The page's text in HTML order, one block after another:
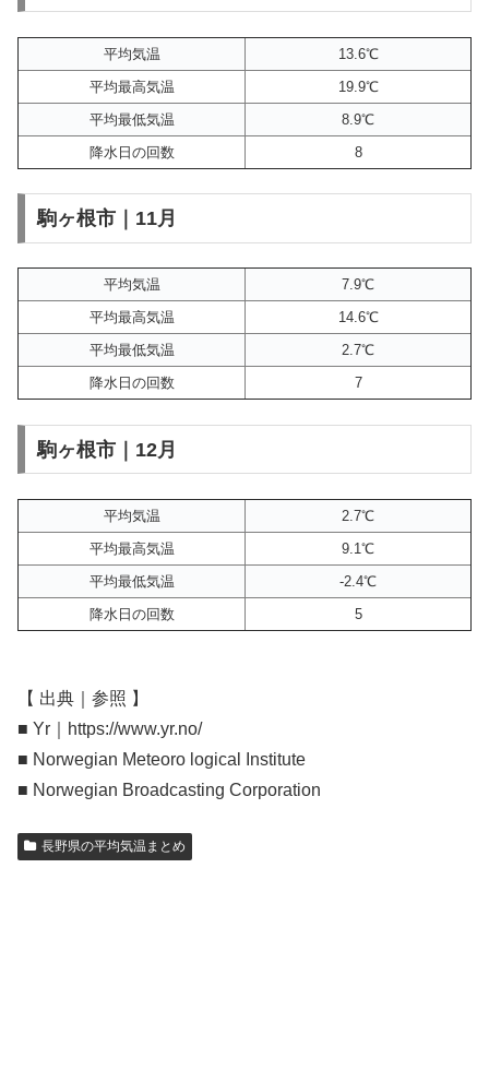
平均気温
13.6℃
平均最高気温
19.9℃
平均最低気温
8.9℃
降水日の回数
8
駒ヶ根市｜11月
平均気温
7.9℃
平均最高気温
14.6℃
平均最低気温
2.7℃
降水日の回数
7
駒ヶ根市｜12月
平均気温
2.7℃
平均最高気温
9.1℃
平均最低気温
-2.4℃
降水日の回数
5
【 出典｜参照 】
■ Yr｜https://www.yr.no/
■ Norwegian Meteoro logical Institute
■ Norwegian Broadcasting Corporation
長野県の平均気温まとめ